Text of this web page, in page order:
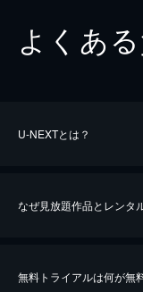
よくあ
U-NEXTとは？
なぜ見放題作品とレンタ
無料トライアルは何が無